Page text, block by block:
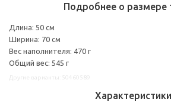
Подробнее о размере
Длина: 50 см
Ширина: 70 см
Вес наполнителя: 470 г
Общий вес: 545 г
Характеристики